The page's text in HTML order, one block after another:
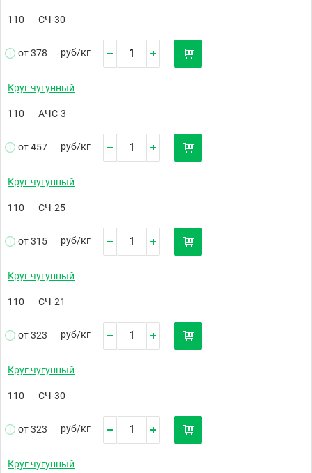
110 СЧ-30
от 378 руб/кг
Круг чугунный
110 АЧС-3
от 457 руб/кг
Круг чугунный
110 СЧ-25
от 315 руб/кг
Круг чугунный
110 СЧ-21
от 323 руб/кг
Круг чугунный
110 СЧ-30
от 323 руб/кг
Круг чугунный